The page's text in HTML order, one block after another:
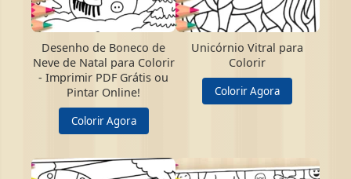
Desenho de Boneco de
Neve de Natal para Colorir
- Imprimir PDF Grátis ou
Pintar Online!
Colorir Agora
Unicórnio Vitral para
Colorir
Colorir Agora